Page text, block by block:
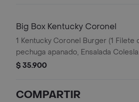
de Salsa 100g
Big Box Kentucky Coronel
1 Kentucky Coronel Burger (1 Filete de
pechuga apanado, Ensalada Coleslaw,
BBQ y mantequilla) + 1 Pop Corn
$ 35.900
COMPARTIR